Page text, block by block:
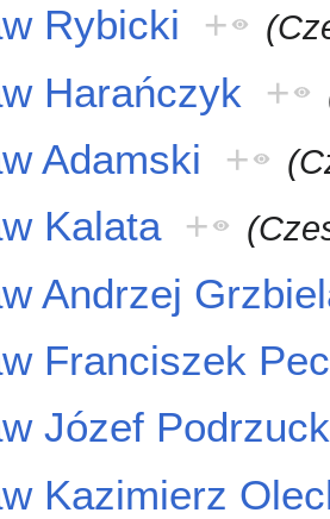
Rybicki +
Harańczyk +
Adamski +
Kalata +
Andrzej
Franciszek
Józef
Kazimierz